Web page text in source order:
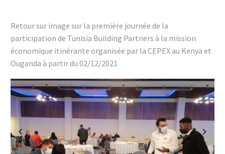
Retour sur image sur la première journée de la
participation de Tunisia Building Partners à la mission
économique itinérante organisée par la CEPEX au Kenya et
Ouganda à partir du 02/12/2021
Previous Next